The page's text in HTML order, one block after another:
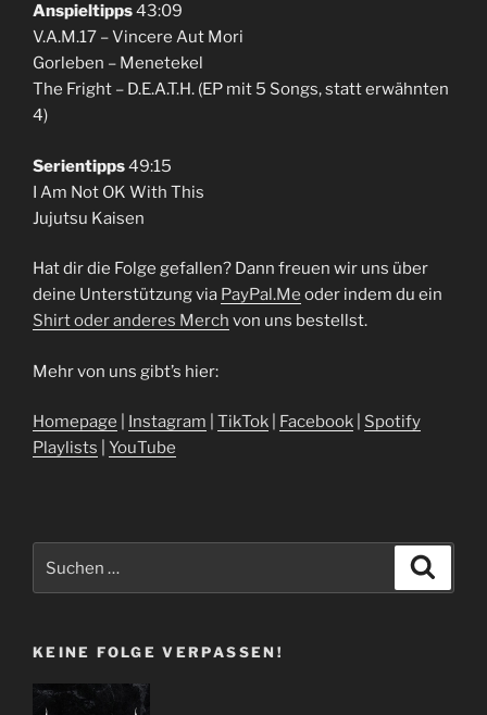
Anspieltipps43:09
V.A.M.17 – Vincere Aut Mori
Gorleben – Menetekel
The Fright – D.E.A.T.H. (EP mit 5 Songs, statt erwähnten
4)
Serientipps49:15
I Am Not OK With This
Jujutsu Kaisen
Hat dir die Folge gefallen? Dann freuen wir uns über
deine Unterstützung via ⁠⁠⁠⁠⁠⁠⁠⁠⁠⁠⁠⁠⁠⁠⁠⁠⁠⁠⁠⁠⁠⁠⁠PayPal.Me⁠⁠⁠⁠⁠⁠⁠⁠⁠⁠⁠⁠⁠⁠⁠⁠⁠⁠⁠⁠⁠⁠⁠ oder indem du ein
⁠Shirt oder anderes Merch⁠ von uns bestellst.
Mehr von uns gibt’s hier:
⁠⁠⁠⁠⁠⁠⁠⁠⁠⁠⁠⁠⁠⁠⁠⁠⁠⁠⁠⁠⁠Homepage⁠⁠⁠⁠⁠⁠⁠⁠⁠⁠⁠⁠⁠⁠⁠⁠⁠⁠⁠⁠⁠⁠⁠ ⁠⁠⁠⁠⁠⁠⁠⁠⁠⁠⁠⁠⁠⁠⁠⁠⁠⁠⁠⁠⁠⁠⁠Instagram⁠⁠⁠⁠⁠⁠⁠⁠⁠⁠⁠⁠⁠⁠⁠⁠⁠⁠⁠⁠⁠⁠⁠ ⁠⁠⁠⁠⁠⁠⁠⁠⁠⁠⁠⁠⁠⁠⁠⁠⁠⁠⁠⁠⁠⁠⁠TikTok⁠⁠⁠⁠⁠⁠⁠⁠⁠⁠⁠⁠⁠⁠⁠⁠⁠⁠⁠⁠⁠⁠⁠ ⁠⁠⁠⁠⁠⁠⁠⁠⁠⁠⁠⁠⁠⁠⁠⁠⁠⁠⁠⁠⁠⁠⁠Facebook⁠⁠⁠⁠⁠⁠⁠⁠⁠⁠⁠⁠⁠⁠⁠⁠⁠⁠⁠⁠⁠⁠⁠
⁠⁠⁠⁠⁠⁠⁠⁠⁠⁠⁠⁠⁠⁠⁠⁠⁠⁠⁠⁠⁠⁠⁠Spotify
Playlists⁠⁠⁠⁠⁠⁠⁠⁠⁠⁠⁠⁠⁠⁠⁠⁠⁠⁠⁠⁠⁠⁠⁠
⁠⁠⁠⁠⁠⁠⁠⁠⁠⁠⁠⁠⁠⁠⁠⁠⁠⁠⁠⁠⁠⁠⁠YouTube
nach:
KEINE FOLGE VERPASSEN!